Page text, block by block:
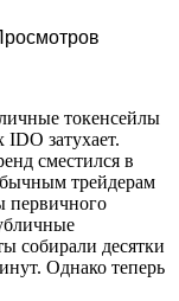
токенсейлы
затухает.
сместился в
трейдерам
первичного
собирали десятки
Однако теперь